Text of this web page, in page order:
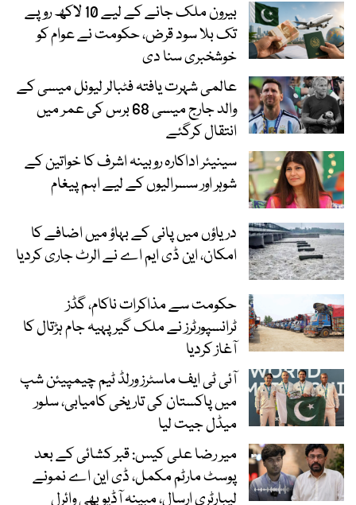
بیرون ملک جانے کے لیے 10 لاکھ روپے
تک بلا سود قرض، حکومت نے عوام کو
خوشخبری سنا دی
عالمی شہرت یافتہ فٹبالر لیونل میسی کے
والد جارج میسی 68 برس کی عمر میں
انتقال کرگئے
سینیئر اداکارہ روبینہ اشرف کا خواتین کے
شوہر اور سسرالیوں کے لیے اہم پیغام
دریاؤں میں پانی کے بہاؤ میں اضافے کا
امکان، این ڈی ایم اے نے الرٹ جاری کردیا
حکومت سے مذاکرات ناکام، گڈز
ٹرانسپورٹرز نے ملک گیر پہیہ جام ہڑتال کا
آغاز کردیا
آئی ٹی ایف ماسٹرز ورلڈ ٹیم چیمپیئن شپ
میں پاکستان کی تاریخی کامیابی، سلور
میڈل جیت لیا
میر رضا علی کیس: قبر کشائی کے بعد
پوسٹ مارٹم مکمل، ڈی این اے نمونے
لیبارٹری ارسال، مبینہ آڈیو بھی وائرل